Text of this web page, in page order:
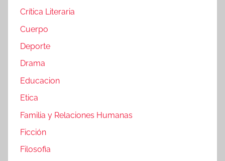
Crítica Literaria
Cuerpo
Deporte
Drama
Educacion
Etica
Familia y Relaciones Humanas
Ficción
Filosofia